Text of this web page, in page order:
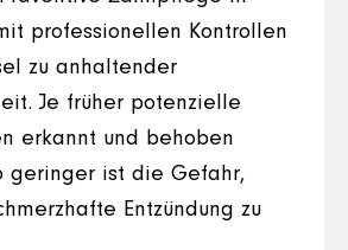
professionellen Kontrollen
zu anhaltender
Je früher potenzielle
erkannt und behoben
geringer ist die Gefahr,
Entzündung zu